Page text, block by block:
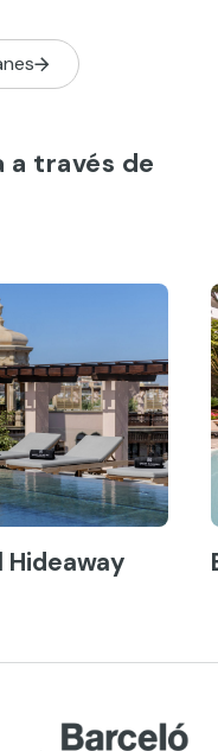
a través de
Hideaway